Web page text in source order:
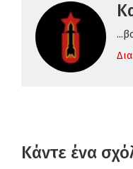
Κάντε ένα